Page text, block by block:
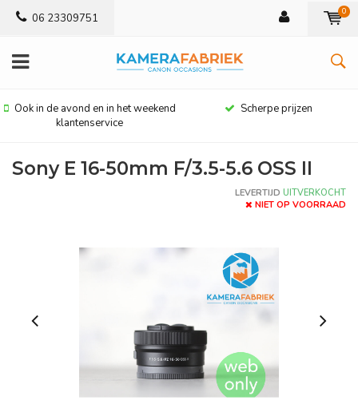
06 23309751 0
Ook in de avond en in het weekend
klantenservice
Scherpe prijzen
Sony E 16-50mm F/3.5-5.6 OSS II
LEVERTIJD UITVERKOCHT
NIET OP VOORRAAD